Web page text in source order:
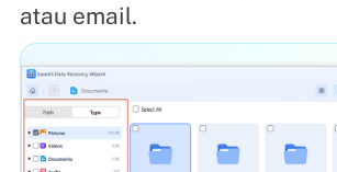
atau email.